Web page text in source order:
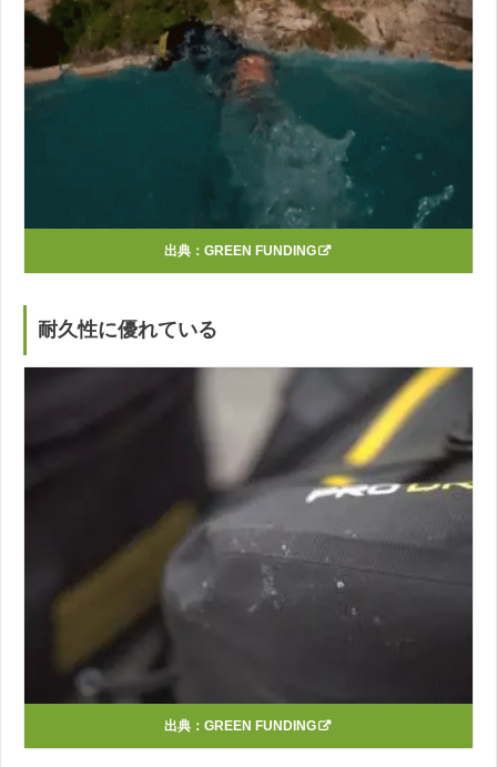
出典： GREEN FUNDING
耐久性に優れている
出典： GREEN FUNDING